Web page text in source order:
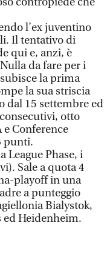
l’ex juventino
Il tentativo di
qui e, anzi, è
da fare per i
la prima
la sua striscia
dal 15 settembre ed
otto
e Conference
punti.
League Phase, i
Sale a quota 4
playoff in una
a punteggio
Bialystok,
ed Heidenheim.